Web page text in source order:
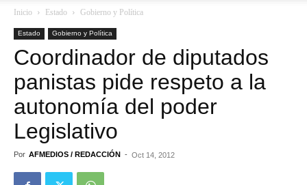
Inicio Estado Gobierno y Política
Estado Gobierno y Política
Coordinador de diputados
panistas pide respeto a la
autonomía del poder
Legislativo
Por AFMEDIOS / REDACCIÓN - Oct 14, 2012